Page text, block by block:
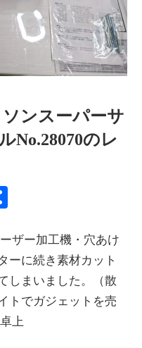
ンスーパーサ
No.28070のレ
ザー加工機・穴あけ
ーに続き素材カット
しまいました。（散
トでガジェットを売
上